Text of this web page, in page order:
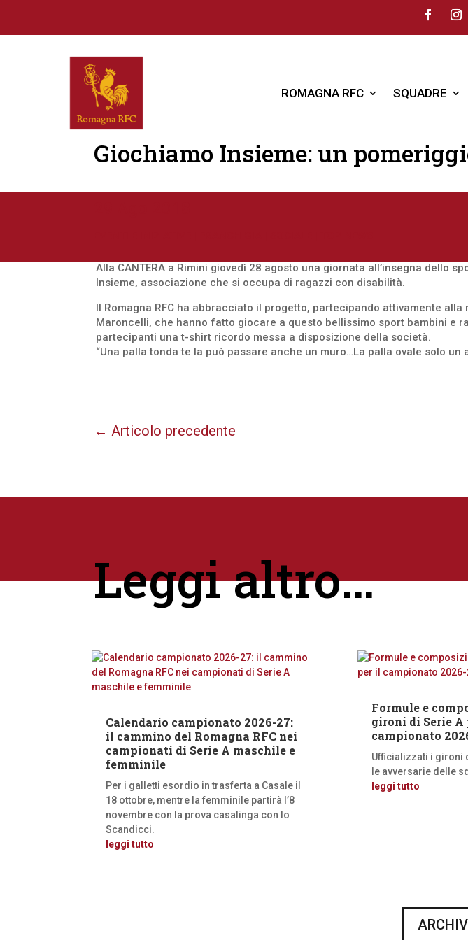
ROMAGNA RFC SQUADRE
Giochiamo Insieme: un
Alla CANTERA a Rimini giovedì 28 agosto una giornata all’insegna dello
Insieme, associazione che si occupa di ragazzi con disabilità.
Il Romagna RFC ha abbracciato il progetto, partecipando attivamente
Maroncelli, che hanno fatto giocare a questo bellissimo sport bambini e
partecipanti una t-shirt ricordo messa a disposizione della società.
“Una palla tonda te la può passare anche un muro…La palla ovale solo un
←Articolo precedente
Leggi altro…
Calendario campionato 2026-27:
il cammino del Romagna RFC nei
campionati di Serie A maschile e
femminile
Per i galletti esordio in trasferta a Casale il
18 ottobre, mentre la femminile partirà l’8
novembre con la prova casalinga con lo
Scandicci.
leggi tutto
Formule e
gironi di Serie A
campionato
Ufficializzati i gironi
le avversarie delle
leggi tutto